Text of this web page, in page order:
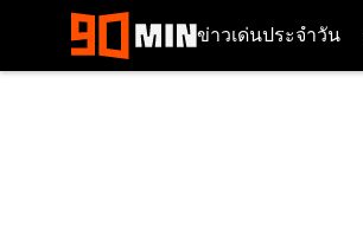
ข่าวเด่นประจำวัน